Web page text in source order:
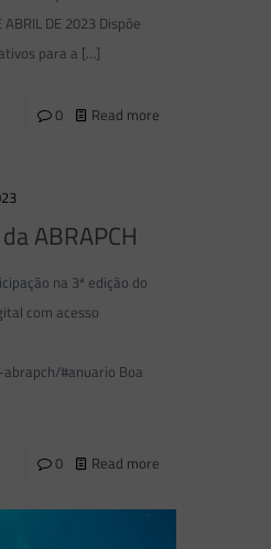
ABRIL DE 2023 Dispõe
para a […]
0 Read more
ABRAPCH
na 3ª edição do
com acesso
#anuario Boa
0 Read more